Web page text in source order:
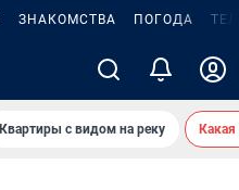
ЗНАКОМСТВА ПОГОДА
Квартиры с видом на реку